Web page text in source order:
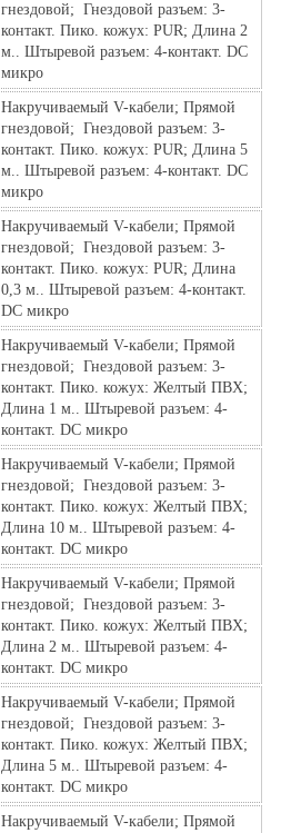
гнездовой;  Гнездовой разъем: 3-
контакт. Пико. кожух: PUR; Длина 2
м.. Штыревой разъем: 4-контакт. DC
микро
Накручиваемый V-кабели; Прямой
гнездовой;  Гнездовой разъем: 3-
контакт. Пико. кожух: PUR; Длина 5
м.. Штыревой разъем: 4-контакт. DC
микро
Накручиваемый V-кабели; Прямой
гнездовой;  Гнездовой разъем: 3-
контакт. Пико. кожух: PUR; Длина
0,3 м.. Штыревой разъем: 4-контакт.
DC микро
Накручиваемый V-кабели; Прямой
гнездовой;  Гнездовой разъем: 3-
контакт. Пико. кожух: Желтый ПВХ;
Длина 1 м.. Штыревой разъем: 4-
контакт. DC микро
Накручиваемый V-кабели; Прямой
гнездовой;  Гнездовой разъем: 3-
контакт. Пико. кожух: Желтый ПВХ;
Длина 10 м.. Штыревой разъем: 4-
контакт. DC микро
Накручиваемый V-кабели; Прямой
гнездовой;  Гнездовой разъем: 3-
контакт. Пико. кожух: Желтый ПВХ;
Длина 2 м.. Штыревой разъем: 4-
контакт. DC микро
Накручиваемый V-кабели; Прямой
гнездовой;  Гнездовой разъем: 3-
контакт. Пико. кожух: Желтый ПВХ;
Длина 5 м.. Штыревой разъем: 4-
контакт. DC микро
Накручиваемый V-кабели; Прямой